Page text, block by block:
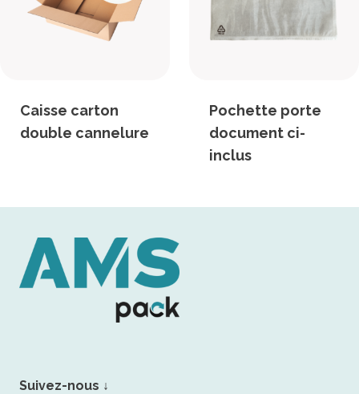
Caisse carton
double cannelure
Pochette porte
document ci-
inclus
Suivez-nous ↓